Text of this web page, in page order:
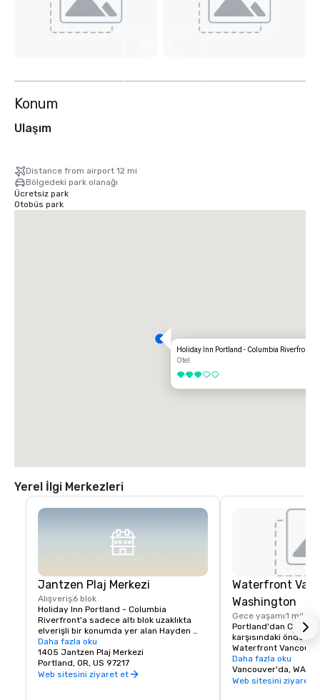
Konum
Ulaşım
Distance from airport 12 mi
Bölgedeki park olanağı
Ücretsiz park
Otobüs park
Holiday Inn Portland - Columbia Riverfront
Otel
3 / 5
Yerel İlgi Merkezleri
Jantzen Plaj Merkezi
Alışveriş6 blok
Holiday Inn Portland - Columbia
Riverfront'a sadece altı blok uzaklıkta
elverişli bir konumda yer alan Hayden
Adası'ndaki Jantzen Beach Center,
odanızdan sadece birkaç dakika uzaklıkta
rahat, açık hava alışveriş ve yemek
deneyimi sunmaktadır. Araba, yürüyerek
Daha fazla oku
1405 Jantzen Plaj Merkezi
Portland, OR, US 97217
Web sitesini ziyaret et
Waterfront
Washington
Gece yaşamı1 mil
Portland'dan
karşısındaki önde
Waterfront
canlı cazibesini
7,3 dönümlük nehir
yemek, alışveriş ve
Daha fazla oku
Vancouver'da, WA
Web sitesini ziyaret